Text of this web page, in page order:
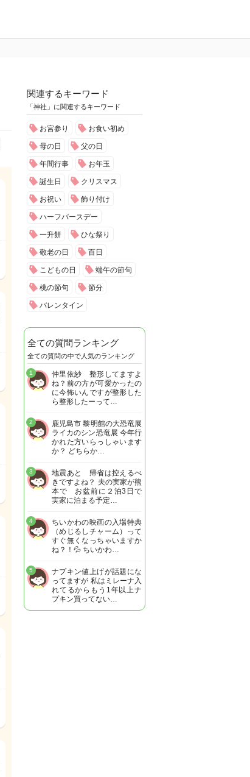
関連するキーワード
「神社」に関連するキーワード
お宮参り お食い初め
母の日 父の日
年間行事 お年玉
誕生日 クリスマス
お祝い 飾り付け
ハーフバースデー
一升餅 ひな祭り
敬老の日 百日
こどもの日 端午の節句
桃の節句 節分
バレンタイン
全ての質問ランキング
全ての質問の中で人気のランキング
仲里依紗 整形してますよ
ね？前の方が可愛かったの
に今怖いんですが整形した
ら整形したーって…
1
鹿児島市 黎明館の大恐竜展
ライカのシン恐竜展 今年行
かれた方いらっしゃいます
か？ どちらか…
2
地震あと 帰省は控えるべ
きですよね？ 夫の実家が熊
本で お盆前に２泊3日で
実家に泊まる予定…
3
ちいかわの映画の入場特典
（めじるしチャーム）って
すぐ無くなっちゃいますか
ね？！💦 ちいかわ…
4
ナプキン値上げが話題にな
ってますが 私はミレーナ入
れてるからもう1年以上ナ
プキン買ってない…
5